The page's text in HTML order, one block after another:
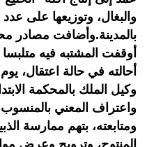
والبغال، وتوزيعها على
بالمدينة.وأضافت مصادر
أوقفت المشتبه فيه
وكيل الملك بالمحكمة
واعتراف المعني بالمنسوب
ومتابعته، بتهم ممارسة
المنتوج، وترويج وعرض